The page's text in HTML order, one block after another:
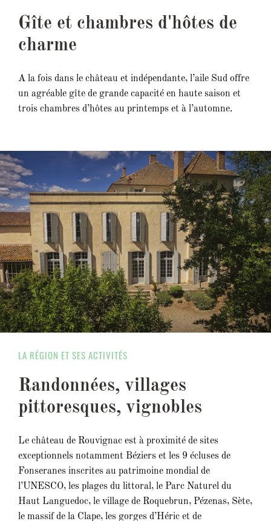
Gîte et chambres d'hôtes de
charme
A la fois dans le château et indépendante, l’aile Sud offre
un agréable gîte de grande capacité en haute saison et
trois chambres d’hôtes au printemps et à l’automne.
LA RÉGION ET SES ACTIVITÉS
Randonnées, villages
pittoresques, vignobles
Le château de Rouvignac est à proximité de sites
exceptionnels notamment Béziers et les 9 écluses de
Fonseranes inscrites au patrimoine mondial de
l’UNESCO, les plages du littoral, le Parc Naturel du
Haut Languedoc, le village de Roquebrun, Pézenas, Sète,
le massif de la Clape, les gorges d’Héric et de